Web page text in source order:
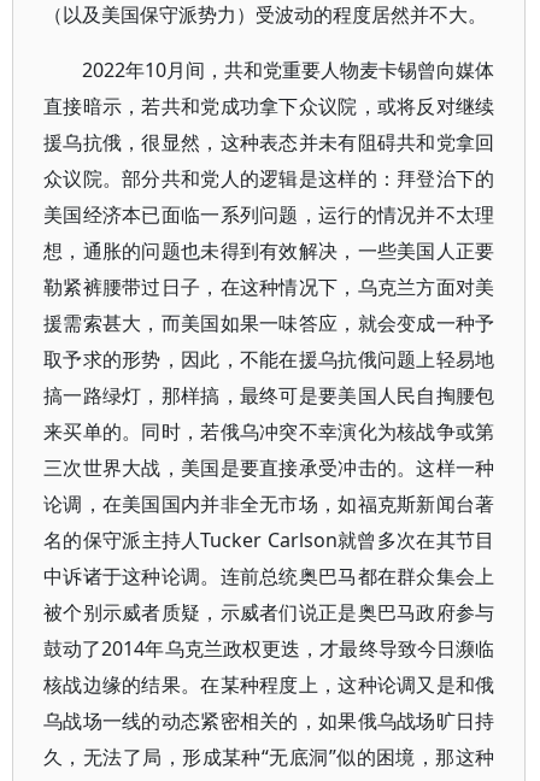
（以及美国保守派势力）受波动的程度居然并不大。
2022年10月间，共和党重要人物麦卡锡曾向媒体
直接暗示，若共和党成功拿下众议院，或将反对继续
援乌抗俄，很显然，这种表态并未有阻碍共和党拿回
众议院。部分共和党人的逻辑是这样的：拜登治下的
美国经济本已面临一系列问题，运行的情况并不太理
想，通胀的问题也未得到有效解决，一些美国人正要
勒紧裤腰带过日子，在这种情况下，乌克兰方面对美
援需索甚大，而美国如果一味答应，就会变成一种予
取予求的形势，因此，不能在援乌抗俄问题上轻易地
搞一路绿灯，那样搞，最终可是要美国人民自掏腰包
来买单的。同时，若俄乌冲突不幸演化为核战争或第
三次世界大战，美国是要直接承受冲击的。这样一种
论调，在美国国内并非全无市场，如福克斯新闻台著
名的保守派主持人Tucker Carlson就曾多次在其节目
中诉诸于这种论调。连前总统奥巴马都在群众集会上
被个别示威者质疑，示威者们说正是奥巴马政府参与
鼓动了2014年乌克兰政权更迭，才最终导致今日濒临
核战边缘的结果。在某种程度上，这种论调又是和俄
乌战场一线的动态紧密相关的，如果俄乌战场旷日持
久，无法了局，形成某种“无底洞”似的困境，那这种